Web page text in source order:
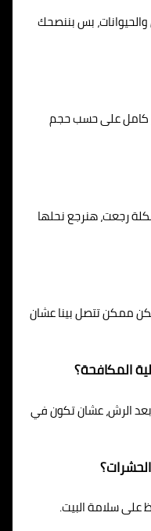
بس بننصحك
كامل على حسب حجم
رجعت، هنرجع نحلها
ممكن تتصل بينا عشان
المكافحة؟
الرش، عشان تكون في